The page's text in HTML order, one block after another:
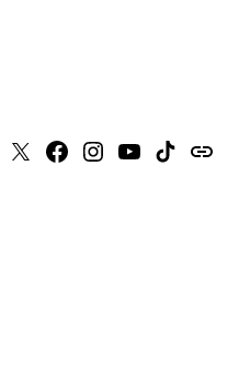
X Faceboook
Instagram
YoutubeTiktokissuu